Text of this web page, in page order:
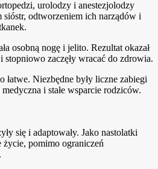
urolodzy i anestezjolodzy
odtworzeniem ich narządów i
osobną nogę i jelito. Rezultat okazał
stopniowo zaczęły wracać do zdrowia.
łatwe. Niezbędne były liczne zabiegi
i stałe wsparcie rodziców.
się i adaptowały. Jako nastolatki
życie, pomimo ograniczeń